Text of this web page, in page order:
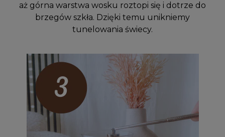
aż górna warstwa wosku roztopi się i dotrze do
brzegów szkła. Dzięki temu unikniemy
tunelowania świecy.